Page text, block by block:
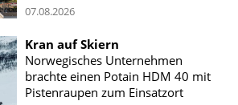
07.08.2026
Kran auf Skiern
Norwegisches Unternehmen
brachte einen Potain HDM 40 mit
Pistenraupen zum Einsatzort